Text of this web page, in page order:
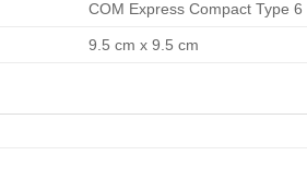
COM Express Compact Type 6
9.5 cm x 9.5 cm